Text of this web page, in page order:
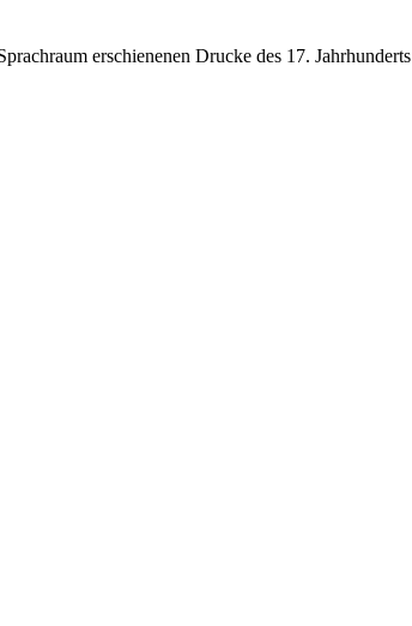
erschienenen Drucke des 17. Jahrhunderts